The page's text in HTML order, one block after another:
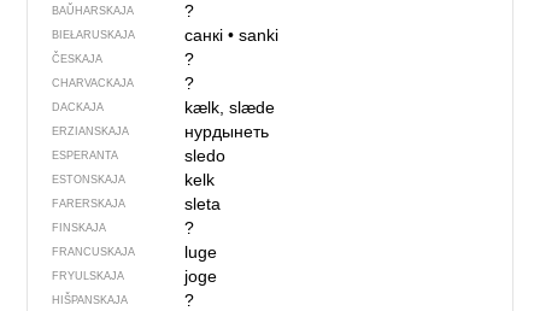
BAŬHARSKAJA ?
BIEŁARUSKAJA санкі• sanki
ČESKAJA ?
CHARVACKAJA ?
DACKAJA kælk, slæde
ERZIANSKAJA нурдынеть
ESPERANTA sledo
ESTONSKAJA kelk
FARERSKAJA sleta
FINSKAJA ?
FRANCUSKAJA luge
FRYULSKAJA joge
HIŠPANSKAJA ?